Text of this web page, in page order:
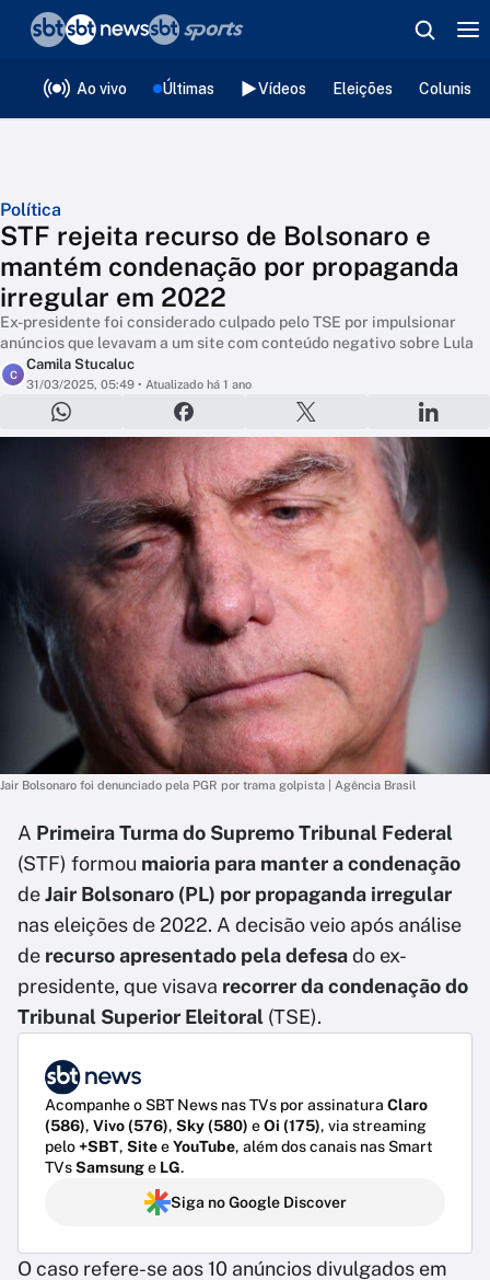
Ao vivo Últimas Vídeos Eleições
Política
STF rejeita recurso de Bolsonaro e
mantém condenação por propaganda
irregular em 2022
Ex-presidente foi considerado culpado pelo TSE por impulsionar
anúncios que levavam a um site com conteúdo negativo sobre Lula
C
Camila Stucaluc
31/03/2025, 05:49 • Atualizado há 1 ano
Jair Bolsonaro foi denunciado pela PGR por trama golpista | Agência Brasil
A Primeira Turma do Supremo Tribunal Federal
(STF) formou maioria para manter a condenação
deJair Bolsonaro (PL) por propaganda irregular
nas eleições de 2022. A decisão veio após análise
de recurso apresentado pela defesado ex-
presidente, que visava recorrer da condenação do
Tribunal Superior Eleitoral (TSE).
Acompanhe o SBT News nas TVs por assinatura Claro
(586), Vivo (576), Sky (580) eOi (175), via streaming
pelo+SBT, SiteeYouTube, além dos canais nas Smart
TVsSamsunge LG.
Siga no Google Discover
O caso refere-se aos 10 anúncios divulgados em
❮voltar
Editorias